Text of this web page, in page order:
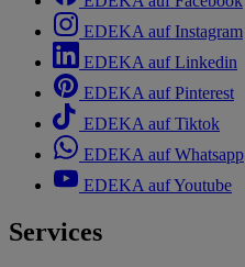
EDEKA auf Instagram
EDEKA auf Linkedin
EDEKA auf Pinterest
EDEKA auf Tiktok
EDEKA auf Whatsapp
EDEKA auf Youtube
Services